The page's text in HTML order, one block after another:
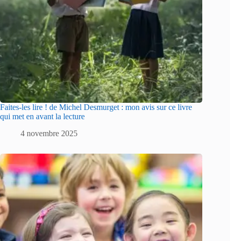
Faites-les lire ! de Michel Desmurget : mon avis sur ce livre
qui met en avant la lecture
4 novembre 2025